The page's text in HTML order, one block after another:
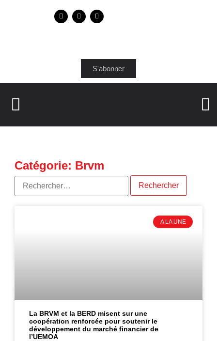
S'abonner
Catégorie: Brvm
A LA UNE
La BRVM et la BERD misent sur une
coopération renforcée pour soutenir le
développement du marché financier de
l’UEMOA